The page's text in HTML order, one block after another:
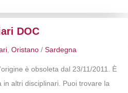
DOC
,Oristano /Sardegna
è obsoleta dal 23/11/2011. È
altri disciplinari. Puoi trovare la